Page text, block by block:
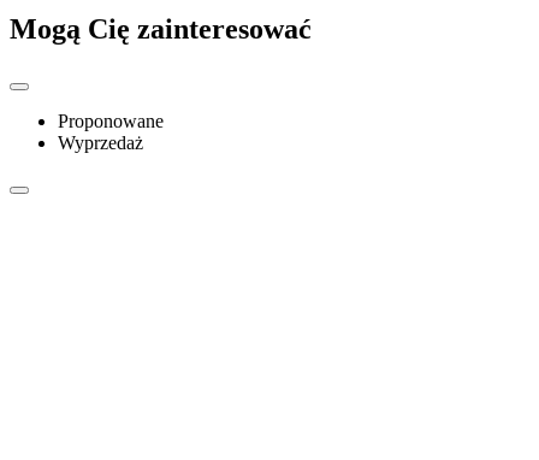
Mogą Cię zainteresować
Proponowane
Wyprzedaż